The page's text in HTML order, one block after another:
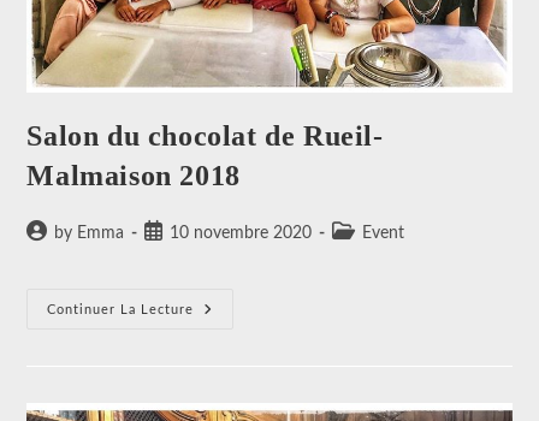
Salon du chocolat de Rueil-
Malmaison 2018
Auteur/autrice
publication :
by Emma
Publication
10 novembre 2020
Post Event
Continuer La Lecture
Salon
2018